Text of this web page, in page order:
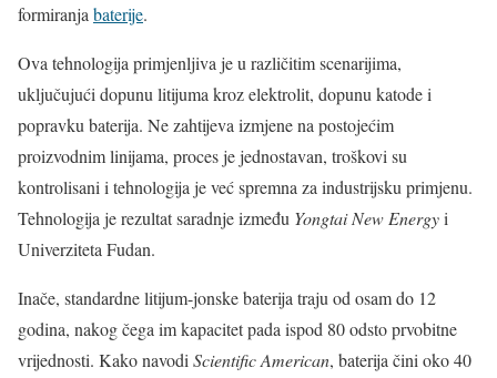
formiranja baterije.
Ova tehnologija primjenljiva je u različitim scenarijima,
uključujući dopunu litijuma kroz elektrolit, dopunu katode i
popravku baterija. Ne zahtijeva izmjene na postojećim
proizvodnim linijama, proces je jednostavan, troškovi su
kontrolisani i tehnologija je već spremna za industrijsku primjenu.
Tehnologija je rezultat saradnje između Yongtai New Energyi
Univerziteta Fudan.
Inače, standardne litijum-jonske baterija traju od osam do 12
godina, nakog čega im kapacitet pada ispod 80 odsto prvobitne
vrijednosti. Kako navodi Scientific American, baterija čini oko 40